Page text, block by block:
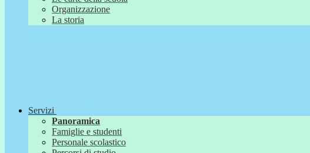
Organizzazione
La storia
Servizi
Panoramica
Famiglie e studenti
Personale scolastico